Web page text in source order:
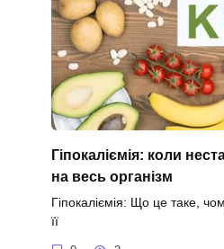
Гіпокаліємія: коли
на весь організм
Гіпокаліємія: Що це таке,
її